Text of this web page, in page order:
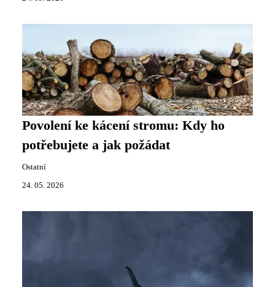
Povolení ke kácení stromu: Kdy ho
potřebujete a jak požádat
Ostatní
24. 05. 2026